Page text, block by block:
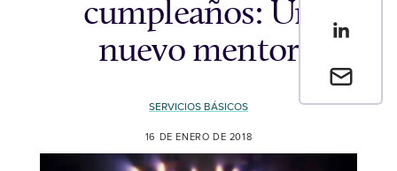
Envia un
cumpleaños: Un
nuevo mentor
SERVICIOS BÁSICOS
16 DE ENERO DE 2018